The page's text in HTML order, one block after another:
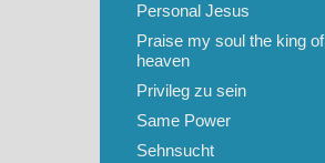
Personal Jesus
Praise my soul the king of
heaven
Privileg zu sein
Same Power
Sehnsucht